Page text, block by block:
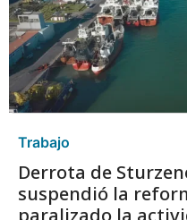
Trabajo
Derrota de
suspendió la